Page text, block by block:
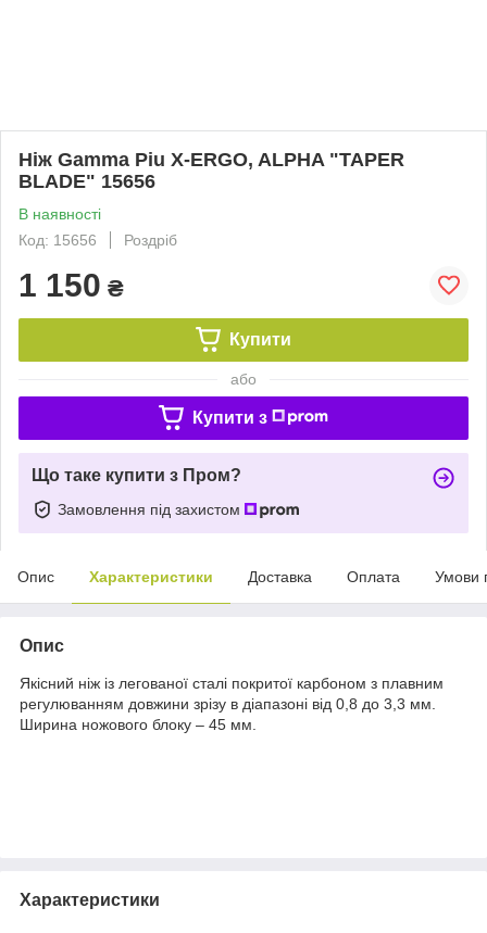
Ніж Gamma Piu X-ERGO, ALPHA "TAPER
BLADE" 15656
В наявності
Код: 15656
Роздріб
1 150 ₴
Купити
або
Купити з
Що таке купити з Пром?
Замовлення під захистом
Опис Характеристики Доставка Оплата Умови
Опис
Якісний ніж із легованої сталі покритої карбоном з плавним
регулюванням довжини зрізу в діапазоні від 0,8 до 3,3 мм.
Ширина ножового блоку – 45 мм.
Характеристики